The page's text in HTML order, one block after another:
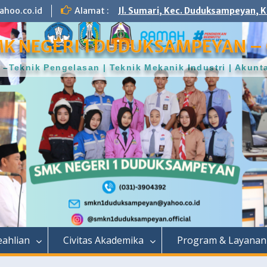
Alamat : Jl. Sumari, Kec. Duduksampeyan,
NEGERI 1 DUDUKSAMPEYAN –
Pengelasan | Teknik Mekanik Industri |
Civitas Akademika Program & Layanan